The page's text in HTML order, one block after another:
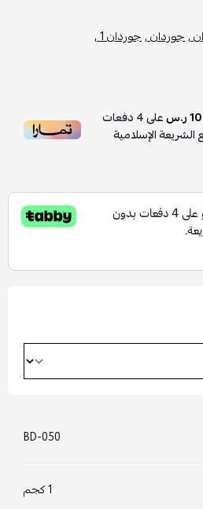
,جوردان ,جوردان 1 ,
على4دفعات
الإسلامية
BD-050
1 كجم